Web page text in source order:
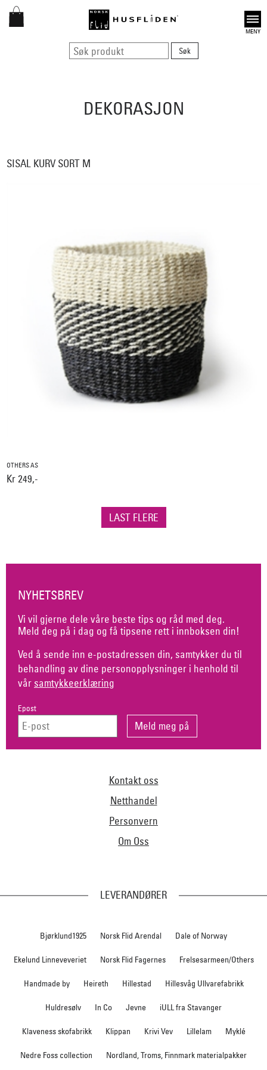
Open
DEKORASJON
SISAL KURV SORT M
OTHERS AS
Kr 249,-
LAST FLERE
NYHETSBREV
Vi vil gjerne dele våre beste tips og råd med deg.
Meld deg på i dag og få tipsene rett i innboksen din!
Ved å sende inn e-postadressen din, samtykker du til
behandling av dine personopplysninger i henhold til
vår samtykkeerklæring
Epost
Kontakt oss
Netthandel
Personvern
Om Oss
LEVERANDØRER
Bjørklund1925 Norsk Flid Arendal Dale of Norway
Ekelund Linneveveriet Norsk Flid Fagernes Frelsesarmeen/Others
Handmade by Heireth Hillestad Hillesvåg Ullvarefabrikk
Huldresølv In Co Jevne iULL fra Stavanger
Klaveness skofabrikk Klippan Krivi Vev Lillelam Myklé
Nedre Foss collection Nordland, Troms, Finnmark materialpakker